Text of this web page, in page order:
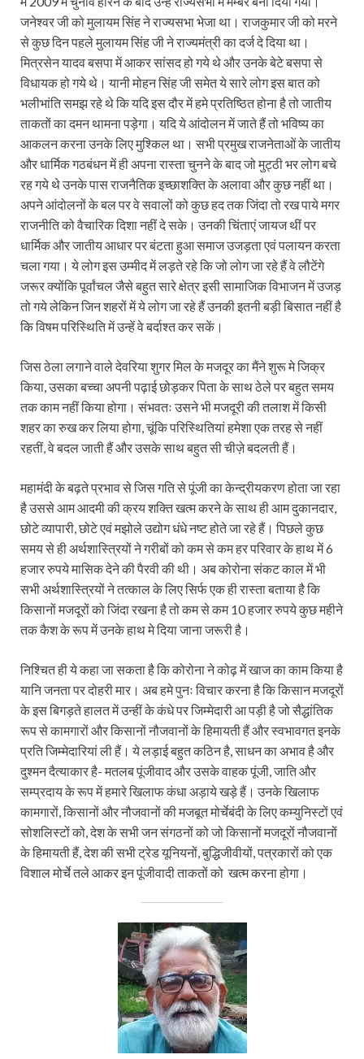
जनेश्वर जी को मुलायम सिंह ने राज्यसभा भेजा था। राजकुमार जी को मरने
से कुछ दिन पहले मुलायम सिंह जी ने राज्यमंत्री का दर्ज दे दिया था।
मित्रसेन यादव बसपा में आकर सांसद हो गये थे और उनके बेटे बसपा से
विधायक हो गये थे। यानी मोहन सिंह जी समेत ये सारे लोग इस बात को
भलीभांति समझ रहे थे कि यदि इस दौर में हमे प्रतिष्ठित होना है तो जातीय
ताकतों का दमन थामना पड़ेगा। यदि ये आंदोलन में जाते हैं तो भविष्य का
आकलन करना उनके लिए मुश्किल था। सभी प्रमुख राजनेताओं के जातीय
और धार्मिक गठबंधन में ही अपना रास्ता चुनने के बाद जो मुट्ठी भर लोग बचे
रह गये थे उनके पास राजनैतिक इच्छाशक्ति के अलावा और कुछ नहीं था।
अपने आंदोलनों के बल पर वे सवालों को कुछ हद तक जिंदा तो रख पाये मगर
राजनीति को वैचारिक दिशा नहीं दे सके। उनकी चिंताएं जायज थीं पर
धार्मिक और जातीय आधार पर बंटता हुआ समाज उजड़ता एवं पलायन करता
चला गया। ये लोग इस उम्मीद में लड़ते रहे कि जो लोग जा रहे हैं वे लौटेंगे
जरूर क्योंकि पूर्वांचल जैसे बहुत सारे क्षेत्र इसी सामाजिक विभाजन में उजड़
तो गये लेकिन जिन शहरों में ये लोग जा रहे हैं उनकी इतनी बड़ी बिसात नहीं है
कि विषम परिस्थिति में उन्हें वे बर्दाश्त कर सकें।
जिस ठेला लगाने वाले देवरिया शुगर मिल के मजदूर का मैंने शुरू मे जिक्र
किया, उसका बच्चा अपनी पढ़ाई छोड़कर पिता के साथ ठेले पर बहुत समय
तक काम नहीं किया होगा। संभवतः उसने भी मजदूरी की तलाश में किसी
शहर का रुख कर लिया होगा, चूंकि परिस्थितियां हमेशा एक तरह से नहीं
रहतीं, वे बदल जाती हैं और उसके साथ बहुत सी चीज़े बदलती हैं।
महामंदी के बढ़ते प्रभाव से जिस गति से पूंजी का केन्द्रीयकरण होता जा रहा
है उससे आम आदमी की क्रय शक्ति खत्म करने के साथ ही आम दुकानदार,
छोटे व्यापारी, छोटे एवं मझोले उद्योग धंधे नष्ट होते जा रहे हैं। पिछले कुछ
समय से ही अर्थशास्त्रियों ने गरीबों को कम से कम हर परिवार के हाथ में 6
हजार रुपये मासिक देने की पैरवी की थी। अब कोरोना संकट काल में भी
सभी अर्थशास्त्रियों ने तत्काल के लिए सिर्फ एक ही रास्ता बताया है कि
किसानों मजदूरों को जिंदा रखना है तो कम से कम 10 हजार रुपये कुछ महीने
तक कैश के रूप में उनके हाथ मे दिया जाना जरूरी है।
निश्चित ही ये कहा जा सकता है कि कोरोना ने कोढ़ में खाज का काम किया है
यानि जनता पर दोहरी मार। अब हमे पुनः विचार करना है कि किसान मजदूरों
के इस बिगड़ते हालत में उन्हीं के कंधे पर जिम्मेदारी आ पड़ी है जो सैद्धांतिक
रूप से कामगारों और किसानों नौजवानों के हिमायती हैं और स्वभावगत इनके
प्रति जिम्मेदारियां ली हैं। ये लड़ाई बहुत कठिन है, साधन का अभाव है और
दुश्मन दैत्याकार है- मतलब पूंजीवाद और उसके वाहक पूंजी, जाति और
सम्प्रदाय के रूप में हमारे खिलाफ कंधा अड़ाये खड़े हैं। उनके खिलाफ
कामगारों, किसानों और नौजवानों की मजबूत मोर्चेबंदी के लिए कम्युनिस्टों एवं
सोशलिस्टों को, देश के सभी जन संगठनों को जो किसानों मजदूरों नौजवानों
के हिमायती हैं, देश की सभी ट्रेड यूनियनों, बुद्धिजीवीयों, पत्रकारों को एक
विशाल मोर्चे तले आकर इन पूंजीवादी ताकतों को खत्म करना होगा।